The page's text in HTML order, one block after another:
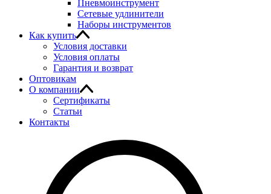
Пневмоинструмент
Сетевые удлинители
Наборы инструментов
Как купить
Условия доставки
Условия оплаты
Гарантия и возврат
Оптовикам
О компании
Сертификаты
Статьи
Контакты